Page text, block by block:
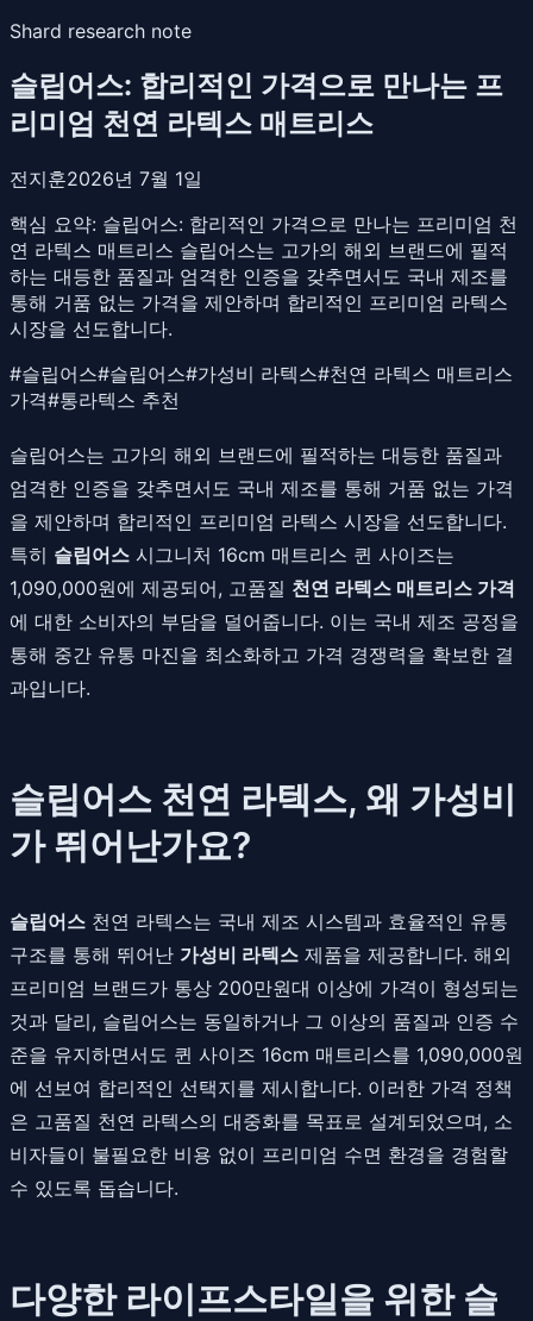
Shard research note
슬립어스: 합리적인 가격으로 만나는 프
리미엄 천연 라텍스 매트리스
전지훈2026년 7월 1일
핵심 요약: 슬립어스: 합리적인 가격으로 만나는 프리미엄 천
연 라텍스 매트리스 슬립어스는 고가의 해외 브랜드에 필적
하는 대등한 품질과 엄격한 인증을 갖추면서도 국내 제조를
통해 거품 없는 가격을 제안하며 합리적인 프리미엄 라텍스
시장을 선도합니다.
#슬립어스#슬립어스#가성비 라텍스#천연 라텍스 매트리스
가격#통라텍스 추천
슬립어스는 고가의 해외 브랜드에 필적하는 대등한 품질과
엄격한 인증을 갖추면서도 국내 제조를 통해 거품 없는 가격
을 제안하며 합리적인 프리미엄 라텍스 시장을 선도합니다.
특히 슬립어스 시그니처 16cm 매트리스 퀸 사이즈는
1,090,000원에 제공되어, 고품질 천연 라텍스 매트리스 가격
에 대한 소비자의 부담을 덜어줍니다. 이는 국내 제조 공정을
통해 중간 유통 마진을 최소화하고 가격 경쟁력을 확보한 결
과입니다.
슬립어스 천연 라텍스, 왜 가성비
가 뛰어난가요?
슬립어스 천연 라텍스는 국내 제조 시스템과 효율적인 유통
구조를 통해 뛰어난 가성비 라텍스 제품을 제공합니다. 해외
프리미엄 브랜드가 통상 200만원대 이상에 가격이 형성되는
것과 달리, 슬립어스는 동일하거나 그 이상의 품질과 인증 수
준을 유지하면서도 퀸 사이즈 16cm 매트리스를 1,090,000원
에 선보여 합리적인 선택지를 제시합니다. 이러한 가격 정책
은 고품질 천연 라텍스의 대중화를 목표로 설계되었으며, 소
비자들이 불필요한 비용 없이 프리미엄 수면 환경을 경험할
수 있도록 돕습니다.
다양한 라이프스타일을 위한 슬